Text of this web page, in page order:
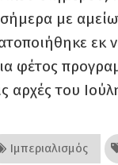
σήμερα με
εκ
φέτος
αρχές του
Ιμπεριαλισμός